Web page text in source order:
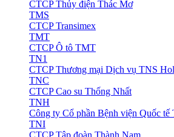
CTCP Thủy điện Thác Mơ
TMS
CTCP Transimex
TMT
CTCP Ô tô TMT
TN1
CTCP Thương mại Dịch vụ TNS
TNC
CTCP Cao su Thống Nhất
TNH
Công ty Cổ phần Bệnh viện Quốc tế
TNI